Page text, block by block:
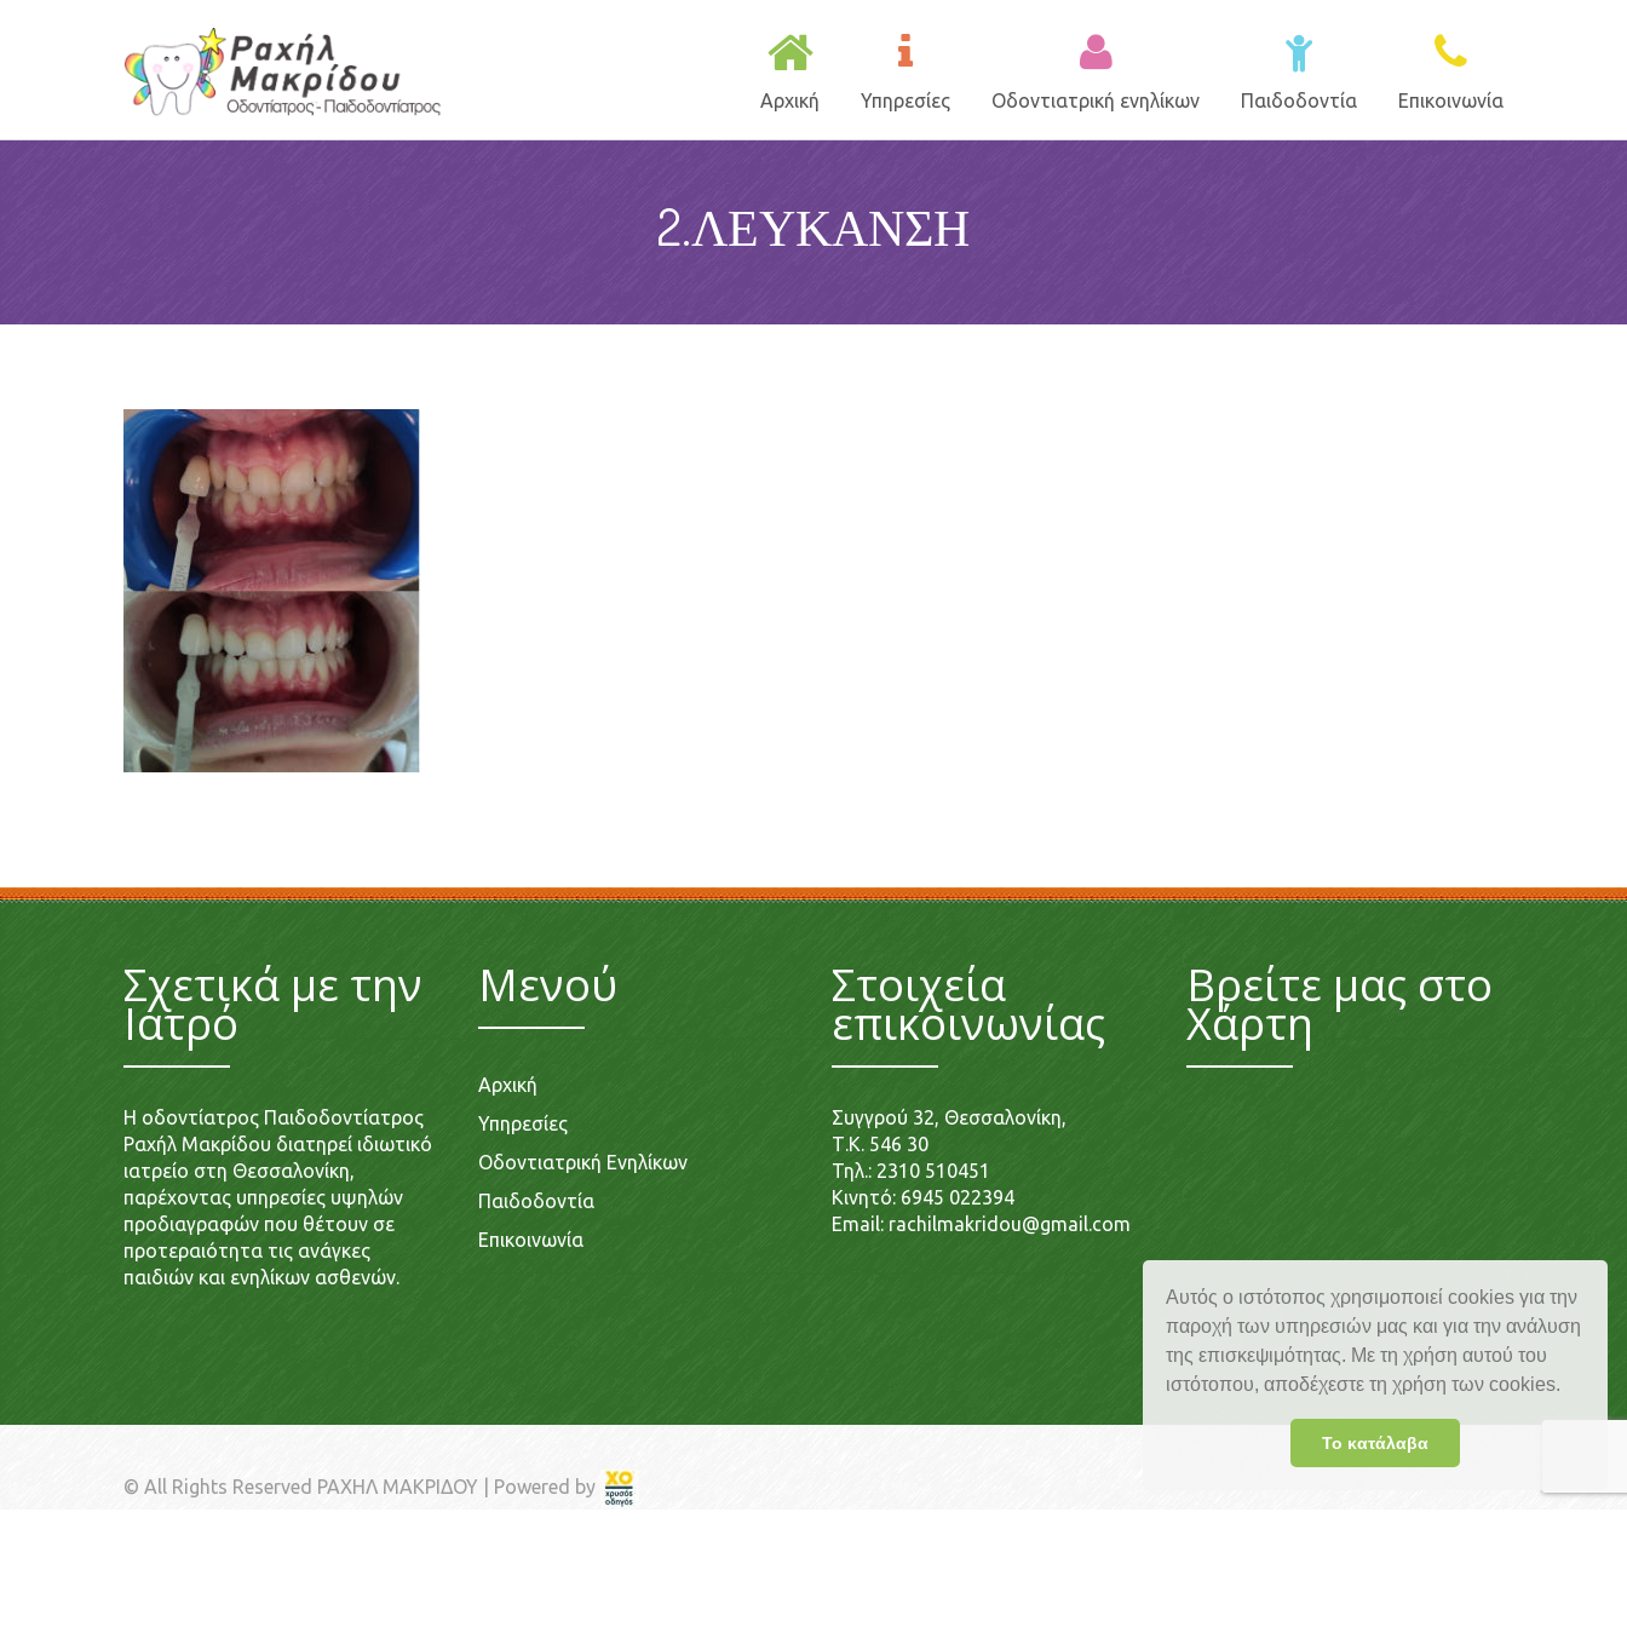
Αυτός ο ιστότοπος χρησιμοποιεί cookies για την
παροχή των υπηρεσιών μας και για την ανάλυση
της επισκεψιμότητας. Με τη χρήση αυτού του
ιστότοπου, αποδέχεστε τη χρήση των cookies.
Το κατάλαβα
Αρχική Υπηρεσίες Οδοντιατρική ενηλίκων Παιδοδοντία Επικοινωνία
2.ΛΕΥΚΑΝΣΗ
Σχετικά με την
Ιατρό
Η οδοντίατρος Παιδοδοντίατρος
Ραχήλ Μακρίδου διατηρεί ιδιωτικό
ιατρείο στη Θεσσαλονίκη,
παρέχοντας υπηρεσίες υψηλών
προδιαγραφών που θέτουν σε
προτεραιότητα τις ανάγκες
παιδιών και ενηλίκων ασθενών.
Μενού
Αρχική
Υπηρεσίες
Οδοντιατρική Ενηλίκων
Παιδοδοντία
Επικοινωνία
Στοιχεία
επικοινωνίας
Συγγρού 32, Θεσσαλονίκη,
Τ.Κ. 546 30
Τηλ.: 2310 510451
Κινητό: 6945 022394
Email: rachilmakridou@gmail.com
Βρείτε μας στο
Χάρτη
© All Rights Reserved ΡΑΧΗΛ ΜΑΚΡΙΔΟΥ | Powered by